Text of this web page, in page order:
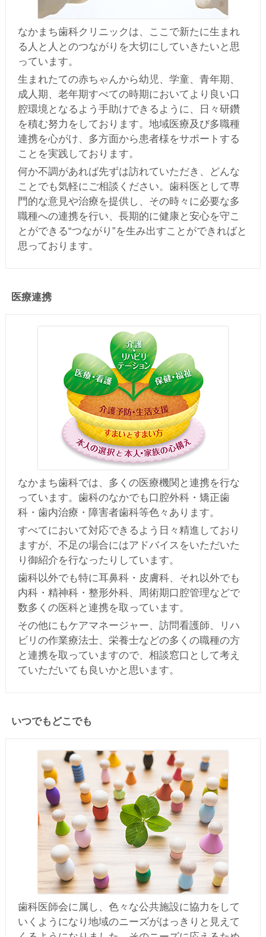
なかまち歯科クリニックは、ここで新たに生まれ
る人と人とのつながりを大切にしていきたいと思
っています。
生まれたての赤ちゃんから幼児、学童、青年期、
成人期、老年期すべての時期においてより良い口
腔環境となるよう手助けできるように、日々研鑽
を積む努力をしております。地域医療及び多職種
連携を心がけ、多方面から患者様をサポートする
ことを実践しております。
何か不調があれば先ずは訪れていただき、どんな
ことでも気軽にご相談ください。歯科医として専
門的な意見や治療を提供し、その時々に必要な多
職種への連携を行い、長期的に健康と安心を守こ
とができる“つながり”を生み出すことができればと
思っております。
医療連携
なかまち歯科では、多くの医療機関と連携を行な
っています。歯科のなかでも口腔外科・矯正歯
科・歯内治療・障害者歯科等色々あります。
すべてにおいて対応できるよう日々精進しており
ますが、不足の場合にはアドバイスをいただいた
り御紹介を行なったりしています。
歯科以外でも特に耳鼻科・皮膚科、それ以外でも
内科・精神科・整形外科、周術期口腔管理などで
数多くの医科と連携を取っています。
その他にもケアマネージャー、訪問看護師、リハ
ビリの作業療法士、栄養士などの多くの職種の方
と連携を取っていますので、相談窓口として考え
ていただいても良いかと思います。
いつでもどこでも
歯科医師会に属し、色々な公共施設に協力をして
いくようになり地域のニーズがはっきりと見えて